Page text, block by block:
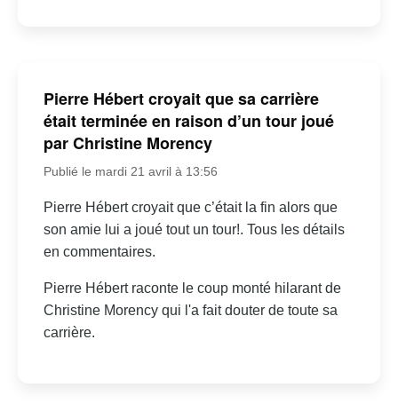
Pierre Hébert croyait que sa carrière
était terminée en raison d’un tour joué
par Christine Morency
Publié le mardi 21 avril à 13:56
Pierre Hébert croyait que c’était la fin alors que
son amie lui a joué tout un tour!. Tous les détails
en commentaires.
Pierre Hébert raconte le coup monté hilarant de
Christine Morency qui l'a fait douter de toute sa
carrière.